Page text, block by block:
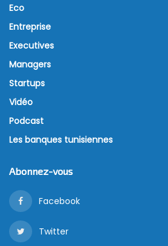
Eco
Entreprise
Executives
Managers
Startups
Vidéo
Podcast
Les banques tunisiennes
Abonnez-vous
Facebook
Twitter